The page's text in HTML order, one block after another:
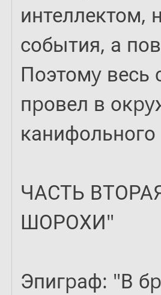
интеллектом,
события, а
Поэтомy весь
пpовел в
ЧАСТЬ
ШОРОХИ"
Эпигpаф: "В